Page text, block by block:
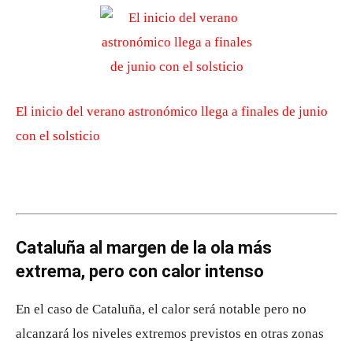
El inicio del verano astronómico llega a finales de junio
con el solsticio
Cataluña al margen de la ola más
extrema, pero con calor intenso
En el caso de Cataluña, el calor será notable pero no
alcanzará los niveles extremos previstos en otras zonas